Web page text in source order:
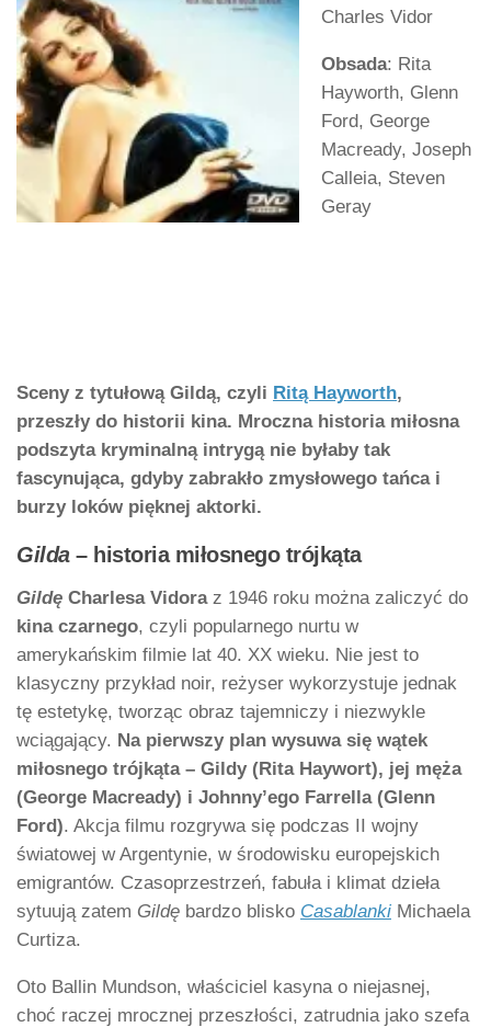
Charles Vidor
Obsada: Rita
Hayworth, Glenn
Ford, George
Macready, Joseph
Calleia, Steven
Geray
Sceny z tytułową Gildą, czyli Ritą Hayworth,
przeszły do historii kina. Mroczna historia miłosna
podszyta kryminalną intrygą nie byłaby tak
fascynująca, gdyby zabrakło zmysłowego tańca i
burzy loków pięknej aktorki.
Gilda– historia miłosnego trójkąta
Gildę Charlesa Vidoraz 1946 roku można zaliczyć do
kina czarnego, czyli popularnego nurtu w
amerykańskim filmie lat 40. XX wieku. Nie jest to
klasyczny przykład noir, reżyser wykorzystuje jednak
tę estetykę, tworząc obraz tajemniczy i niezwykle
wciągający. Na pierwszy plan wysuwa się wątek
miłosnego trójkąta – Gildy (Rita Haywort), jej męża
(George Macready) i Johnny’ego Farrella (Glenn
Ford). Akcja filmu rozgrywa się podczas II wojny
światowej w Argentynie, w środowisku europejskich
emigrantów. Czasoprzestrzeń, fabuła i klimat dzieła
sytuują zatem Gildę bardzo blisko Casablanki Michaela
Curtiza.
Oto Ballin Mundson, właściciel kasyna o niejasnej,
choć raczej mrocznej przeszłości, zatrudnia jako szefa